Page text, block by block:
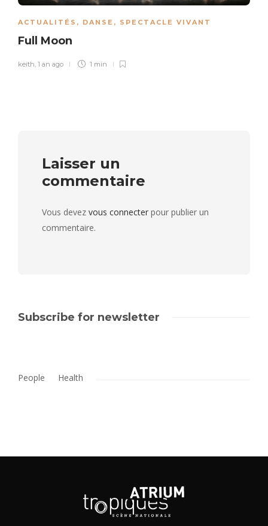
ACTUALITÉS , DANSE , SPECTACLE VIVANT
Full Moon
keith 1 an ago 1 min
Laisser un
commentaire
Vous devez vous connecter pour publier un
commentaire.
Subscribe for newsletter
People Health